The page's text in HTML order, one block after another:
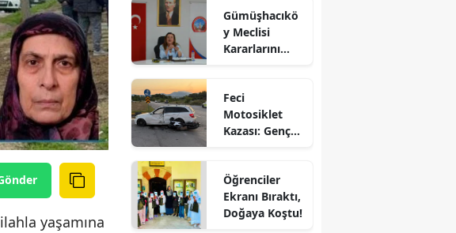
Bursa
Çankırı
Çorum
Diyarbakır
yaşamına
Son
Yolculuğuna
Uğurlandı
Gümüşhacıkö
y Meclisi
Kararlarını
Feci
Motosiklet
Kazası: Genç
Kaybetti
Öğrenciler
Ekranı Bıraktı,
Doğaya Koştu!